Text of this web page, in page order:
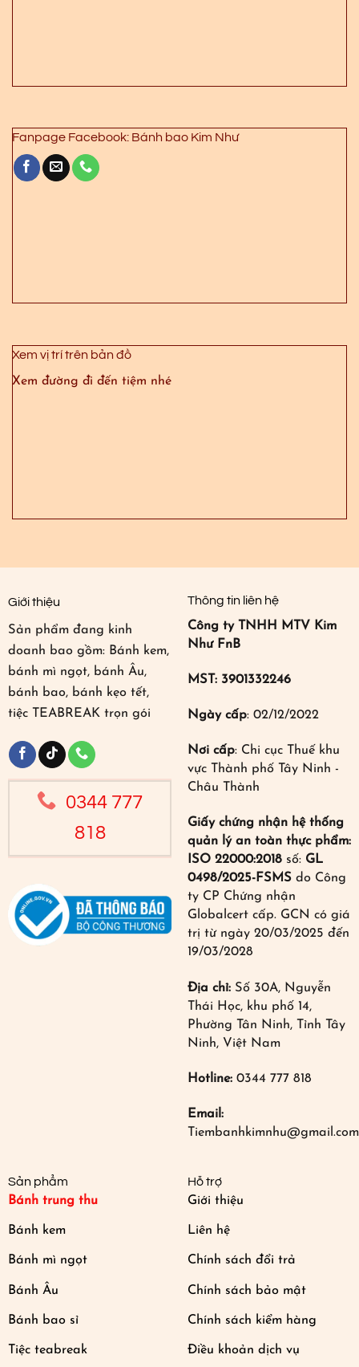
Fanpage Facebook: Bánh bao Kim Như
Xem vị trí trên bản đồ
Xem đường đi đến tiệm nhé
Giới thiệu
Sản phẩm đang kinh
doanh bao gồm: Bánh kem,
bánh mì ngọt, bánh Âu,
bánh bao, bánh kẹo tết,
tiệc TEABREAK trọn gói
0344 777
818
Thông tin liên hệ
Công ty TNHH MTV Kim
Như FnB
MST: 3901332246
Ngày cấp: 02/12/2022
Nơi cấp: Chi cục Thuế khu
vực Thành phố Tây Ninh -
Châu Thành
Giấy chứng nhận hệ thống
quản lý an toàn thực phẩm:
ISO 22000:2018 số: GL
0498/2025-FSMS do Công
ty CP Chứng nhận
Globalcert cấp. GCN có giá
trị từ ngày 20/03/2025 đến
19/03/2028
Địa chỉ: Số 30A, Nguyễn
Thái Học, khu phố 14,
Phường Tân Ninh, Tỉnh Tây
Ninh, Việt Nam
Hotline: 0344 777 818
Email:
Tiembanhkimnhu@gmail.com
Sản phẩm
Bánh trung thu
Bánh kem
Bánh mì ngọt
Bánh Âu
Bánh bao sỉ
Tiệc teabreak
Hỗ trợ
Giới thiệu
Liên hệ
Chính sách đổi trả
Chính sách bảo mật
Chính sách kiểm hàng
Điều khoản dịch vụ